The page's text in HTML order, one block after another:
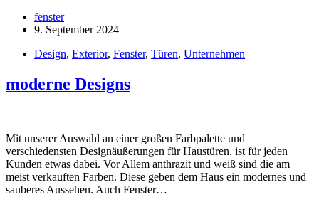
fenster
9. September 2024
Design, Exterior, Fenster, Türen, Unternehmen
moderne Designs
Mit unserer Auswahl an einer großen Farbpalette und
verschiedensten Designäußerungen für Haustüren, ist für jeden
Kunden etwas dabei. Vor Allem anthrazit und weiß sind die am
meist verkauften Farben. Diese geben dem Haus ein modernes und
sauberes Aussehen. Auch Fenster…